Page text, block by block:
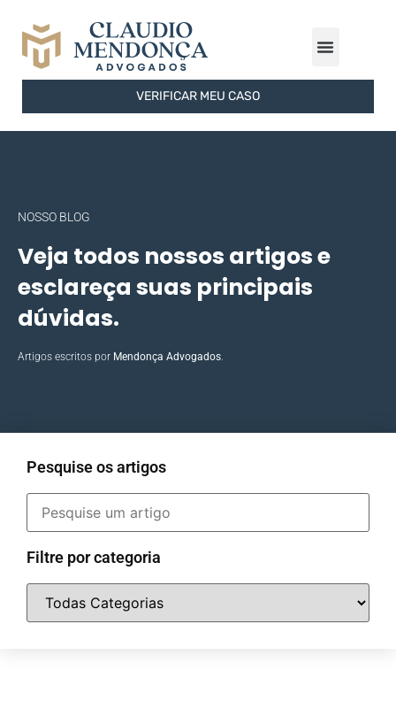
VERIFICAR MEU CASO
NOSSO BLOG
Veja todos nossos artigos e
esclareça suas principais
dúvidas.
Artigos escritos por Mendonça Advogados.
Pesquise os artigos
Filtre por categoria